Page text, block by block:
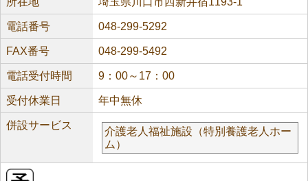
電話番号 048-299-5292
FAX番号 048-299-5492
電話受付時間 9：00～17：00
受付休業日 年中無休
併設サービス
介護老人福祉施設（特別養護老人ホー
ム）